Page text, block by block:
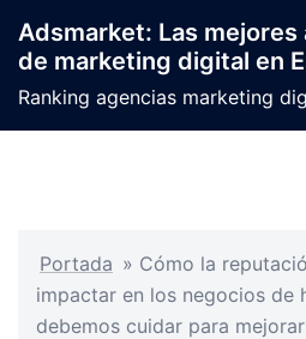
contenido
Adsmarket: Las mejores
de marketing digital en
Ranking agencias marketing
Portada » Cómo la
impactar en los negocios de
debemos cuidar para